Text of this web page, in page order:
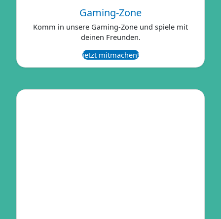
Gaming-Zone
Komm in unsere Gaming-Zone und spiele mit
deinen Freunden.
jetzt mitmachen!